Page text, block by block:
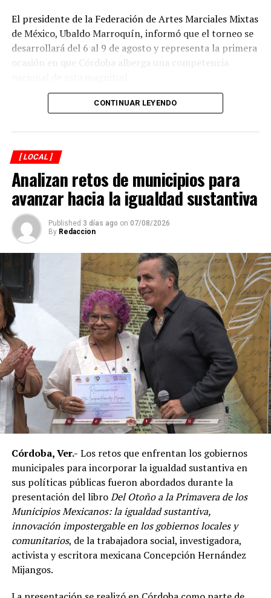
El presidente de la Federación de Artes Marciales Mixtas
de México, Ubaldo Marroquín, informó que el torneo se
desarrollará del 6 al 9 de agosto y representa la primera
ocasión en que Córdoba alberga una competencia
Explicó que de los participantes serán seleccionados
alrededor de 40 atletas que representarán a México en
el campeonato mundial programado para noviembre en
Georgia, por lo que el torneo en Córdoba también
funciona como una de las principales etapas para
conformar al equipo nacional.
Marroquín destacó el desempeño que ha tenido México
en competencias internacionales de artes marciales
mixtas y sostuvo que el país se ha consolidado como una
de las principales potencias del continente americano
en esta disciplina.
De acuerdo con el dirigente deportivo, México ha
conseguido cinco campeonatos panamericanos
consecutivos por equipos, superando a delegaciones
como Estados Unidos y Brasil, considerado uno de los
países con mayor tradición en las artes marciales
mixtas.
Ante los cuestionamientos sobre el nivel de agresividad
de este deporte, señaló que las competencias cuentan
CONTINUAR LEYENDO
[ LOCAL ]
Analizan retos de municipios para
avanzar hacia la igualdad sustantiva
Published 3 días ago on 07/08/2026
By Redaccion
Córdoba, Ver.- Los retos que enfrentan los gobiernos
municipales para incorporar la igualdad sustantiva en
sus políticas públicas fueron abordados durante la
presentación del libroDel Otoño a la Primavera de los
Municipios Mexicanos: la igualdad sustantiva,
innovación impostergable en los gobiernos locales y
comunitarios, de la trabajadora social, investigadora,
activista y escritora mexicana Concepción Hernández
Mijangos.